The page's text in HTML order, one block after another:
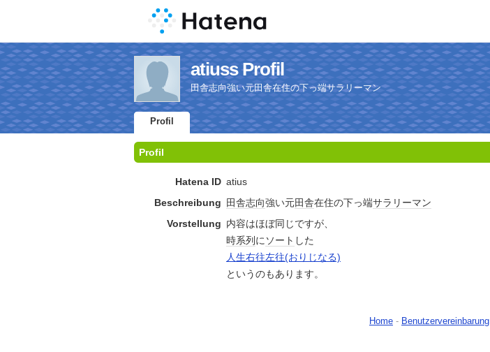
atiuss Profil
田舎志向強い元田舎在住の下っ端サラリーマン
Profil
Profil
Hatena ID atius
Beschreibung
田舎志向強い元田舎在住の下っ端サラリーマン
Vorstellung 内容はほぼ同じですが、
時系列 にソート した
人生右往左往(おりじなる)
というのもあります。
Home - Benutzervereinbarung